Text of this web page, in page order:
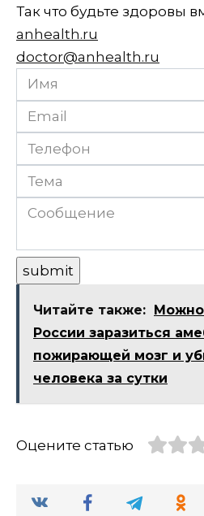
Так что будьте здоровы
anhealth.ru
doctor@anhealth.ru
Читайте также: Можно
России заразиться
пожирающей мозг и
человека за сутки
Оцените статью